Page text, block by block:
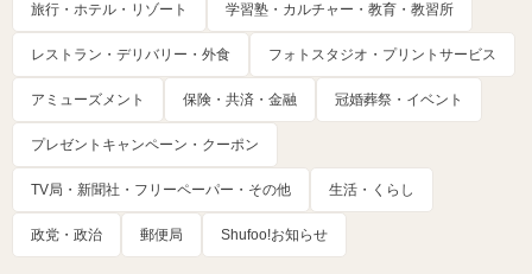
旅行・ホテル・リゾート 学習塾・カルチャー・教育・教習所
レストラン・デリバリー・外食 フォトスタジオ・プリントサービス
アミューズメント 保険・共済・金融 冠婚葬祭・イベント
プレゼントキャンペーン・クーポン
TV局・新聞社・フリーペーパー・その他 生活・くらし
政党・政治 郵便局 Shufoo!お知らせ